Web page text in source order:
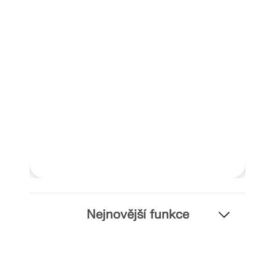
Navrhujte a analyzujte ocelové spoje pomocí
Nejnovější funkce